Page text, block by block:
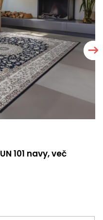
101 navy, več